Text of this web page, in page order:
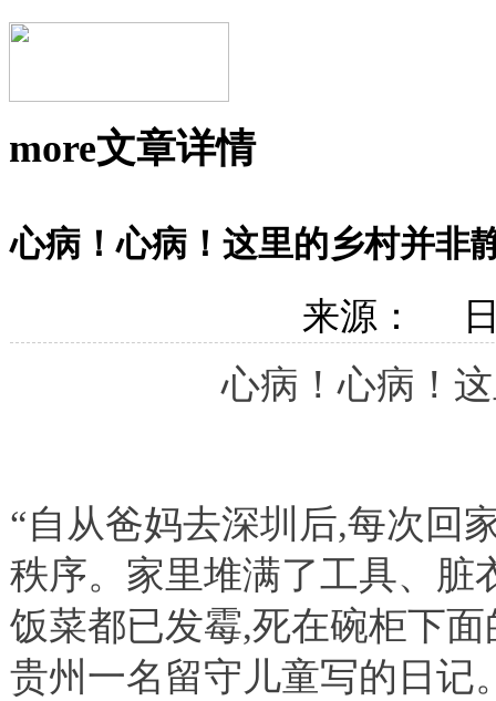
more文章详情
心病！心病！这里的乡村并非
来源： 日
心病！心病！
“自从爸妈去深圳后,每次回
秩序。家里堆满了工具、脏
饭菜都已发霉,死在碗柜下
贵州一名留守儿童写的日记